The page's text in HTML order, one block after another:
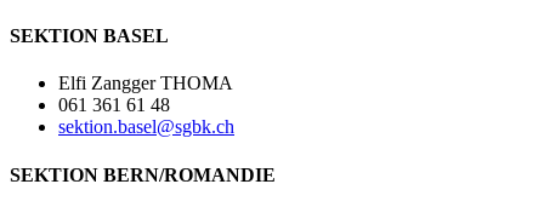
SEKTION BASEL
Elfi Zangger THOMA
061 361 61 48
sektion.basel@sgbk.ch
SEKTION BERN/ROMANDIE